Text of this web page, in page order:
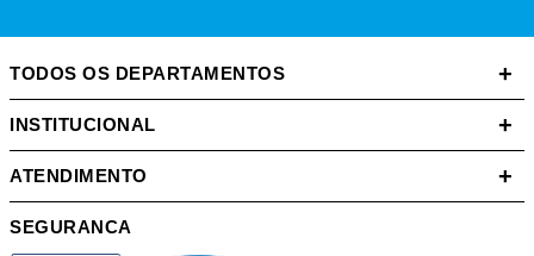
TODOS OS DEPARTAMENTOS +
INSTITUCIONAL +
ATENDIMENTO +
SEGURANCA